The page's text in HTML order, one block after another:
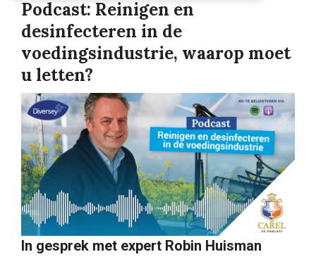
Podcast: Reinigen en
desinfecteren in de
voedingsindustrie, waarop moet
u letten?
In gesprek met expert Robin Huisman